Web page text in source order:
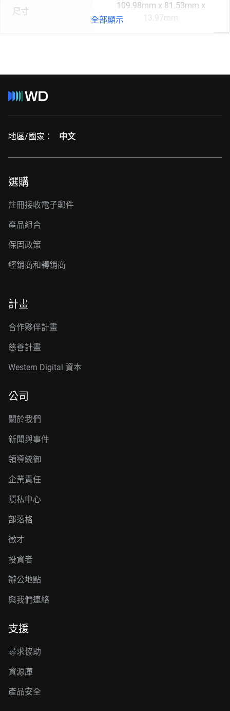
尺寸
109.98mm x 81.53mm x
13.97mm
全部顯示
地區/國家： 中文
選購
註冊接收電子郵件
產品組合
保固政策
經銷商和轉銷商
計畫
合作夥伴計畫
慈善計畫
Western Digital 資本
公司
關於我們
新聞與事件
領導統御
企業責任
隱私中心
部落格
徵才
投資者
辦公地點
與我們連絡
支援
尋求協助
資源庫
產品安全